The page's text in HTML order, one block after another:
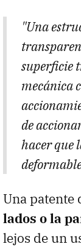
"Una
superficie
mecánica
de
hacer que
Una patente
lados o la
lejos de un